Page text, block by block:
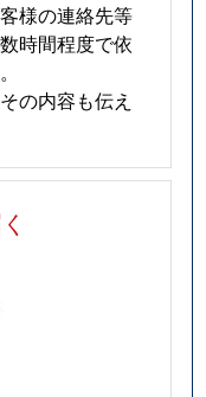
様の連絡先等
時間程度で依
の内容も伝え